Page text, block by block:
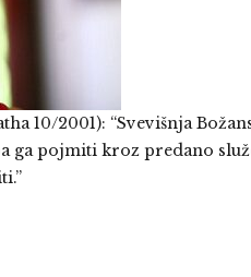
10/2001): “Svevišnja
ga pojmiti kroz predano